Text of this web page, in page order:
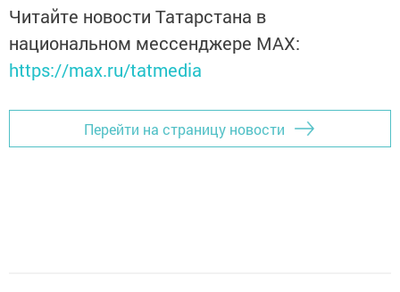
Читайте новости Татарстана в
национальном мессенджере MАХ:
https://max.ru/tatmedia
Перейти на страницу новости